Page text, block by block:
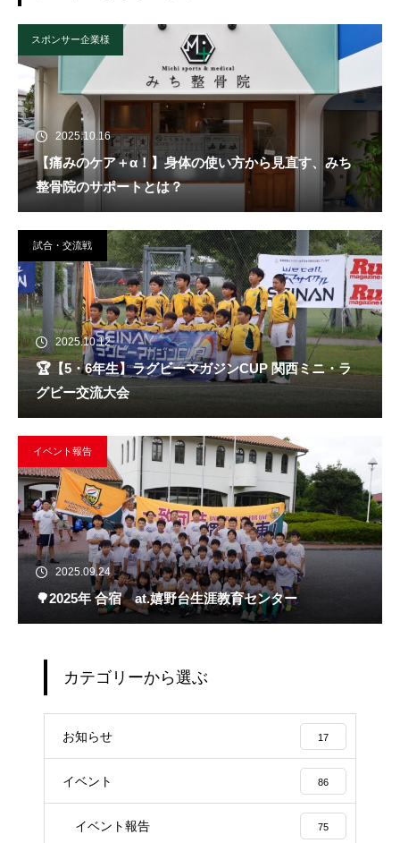
スポンサー企業様
2025.10.16
【痛みのケア＋α！】身体の使い方から見直す、みち
整骨院のサポートとは？
試合・交流戦
2025.10.12
🏆️【5・6年生】ラグビーマガジンCUP 関西ミニ・ラ
グビー交流大会
イベント報告
2025.09.24
🌳2025年 合宿 at.嬉野台生涯教育センター
カテゴリーから選ぶ
お知らせ 17
イベント 86
イベント報告 75